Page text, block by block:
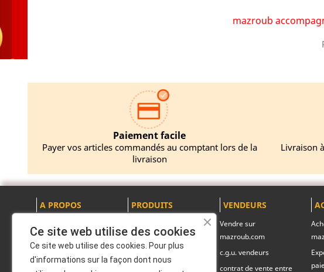
mazroub
Paiement facile
Payer vos articles commandés au comptant lors de la
livraison
Livraison
A PROPOS
Politique de
confidentialité
PRODUITS
Pack produits
VENDEURS
Vendre sur
mazroub.com
c.g.u. vendeurs
contrat de vente entre
Ce site web utilise des cookies
Ce site web utilise des cookies. Pour plus
d'informations sur la façon dont nous